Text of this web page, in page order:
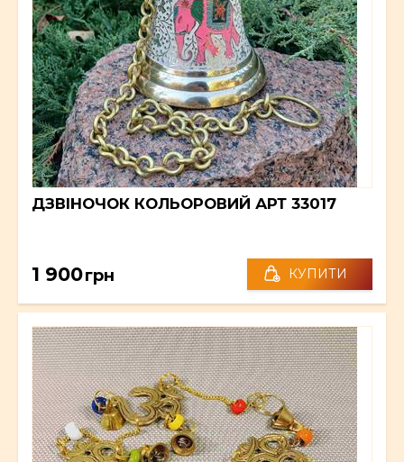
ДЗВІНОЧОК КОЛЬОРОВИЙ АРТ 33017
1 900грн КУПИТИ